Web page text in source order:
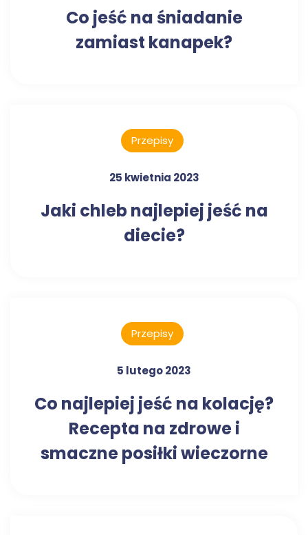
Co jeść na śniadanie
zamiast kanapek?
Przepisy
25 kwietnia 2023
Jaki chleb najlepiej jeść na
diecie?
Przepisy
5 lutego 2023
Co najlepiej jeść na kolację?
Recepta na zdrowe i
smaczne posiłki wieczorne